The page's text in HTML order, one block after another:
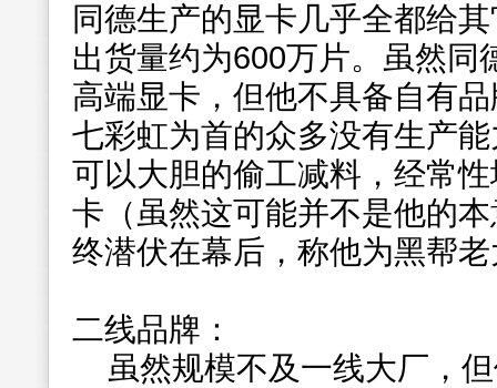
同德生产的显卡几乎全都给
出货量约为600万片。虽然同
高端显卡，但他不具备自有
七彩虹为首的众多没有生产
可以大胆的偷工减料，经常
卡（虽然这可能并不是他的
终潜伏在幕后，称他为黑帮
二线品牌：
虽然规模不及一线大厂，